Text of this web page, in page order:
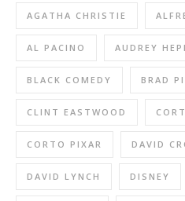
AGATHA CHRISTIE
AL PACINO AUDREY
BLACK COMEDY BRAD
CLINT EASTWOOD
CORTO PIXAR DAVID
DAVID LYNCH DISNEY